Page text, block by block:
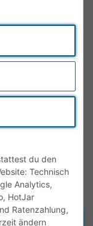
du den
Technisch
Analytics,
HotJar
Ratenzahlung,
ändern